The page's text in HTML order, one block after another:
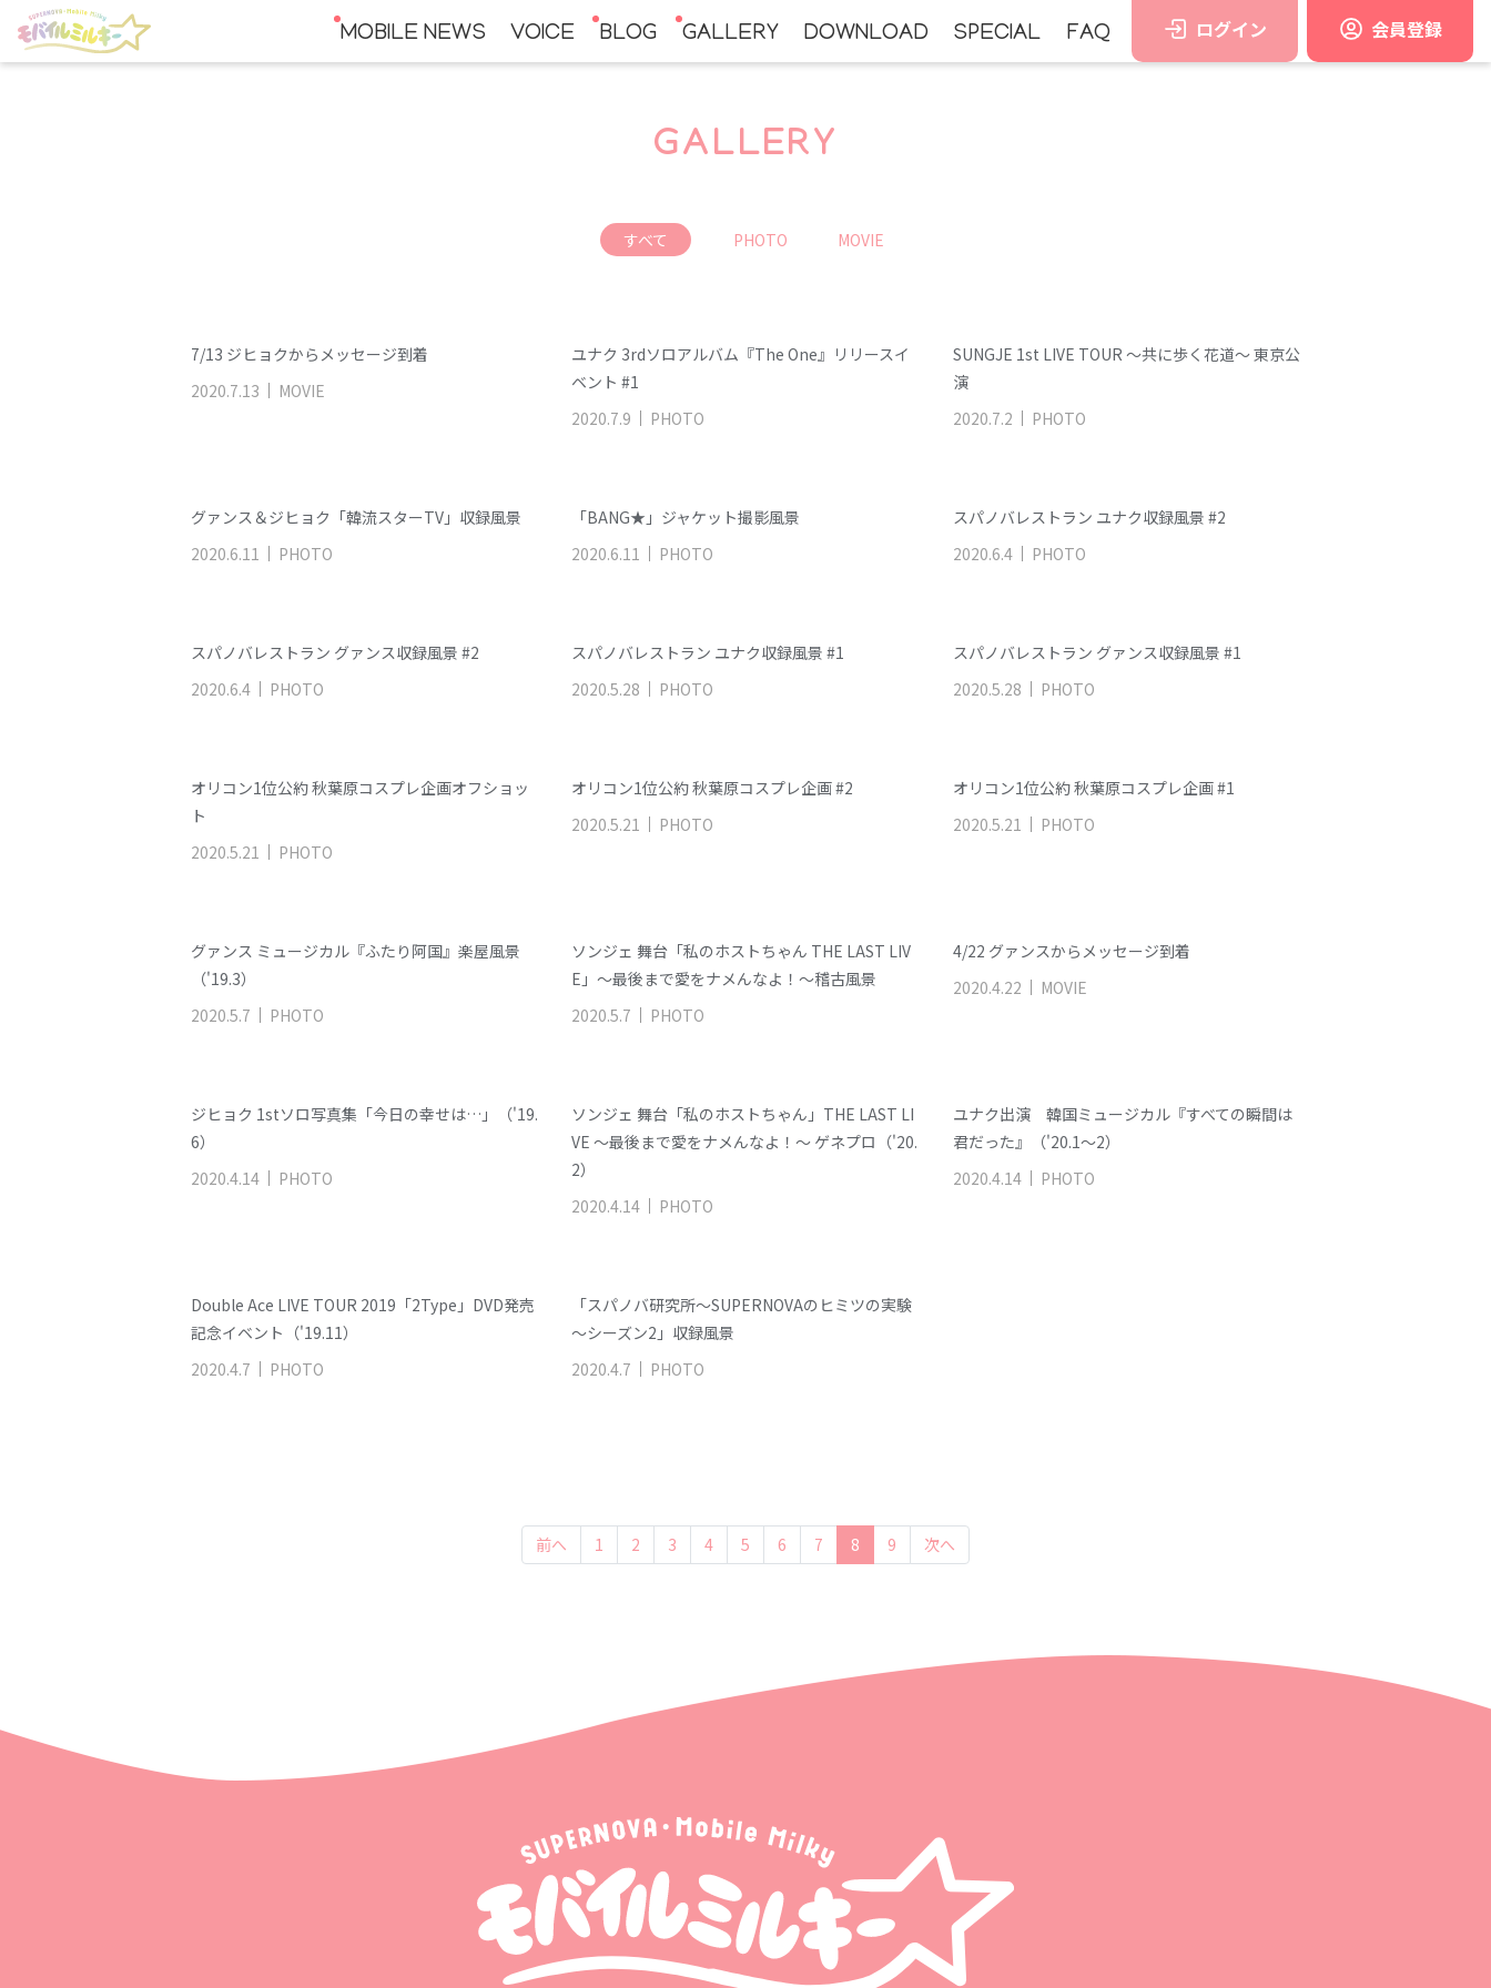
MOBILE NEWS VOICE BLOG GALLERY DOWNLOAD SPECIAL FAQ ログイン 会員登録
GALLERY
すべて PHOTO MOVIE
7/13 ジヒョクからメッセージ到着
2020.7.13 MOVIE
ユナク 3rdソロアルバム『The One』リリースイ
ベント #1
2020.7.9 PHOTO
SUNGJE 1st LIVE TOUR ～共に歩く花道～ 東京公
演
2020.7.2 PHOTO
グァンス＆ジヒョク「韓流スターTV」収録風景
2020.6.11 PHOTO
「BANG★」ジャケット撮影風景
2020.6.11 PHOTO
スパノバレストラン ユナク収録風景 #2
2020.6.4 PHOTO
スパノバレストラン グァンス収録風景 #2
2020.6.4 PHOTO
スパノバレストラン ユナク収録風景 #1
2020.5.28 PHOTO
スパノバレストラン グァンス収録風景 #1
2020.5.28 PHOTO
オリコン1位公約 秋葉原コスプレ企画オフショッ
ト
2020.5.21 PHOTO
オリコン1位公約 秋葉原コスプレ企画 #2
2020.5.21 PHOTO
オリコン1位公約 秋葉原コスプレ企画 #1
2020.5.21 PHOTO
グァンス ミュージカル『ふたり阿国』楽屋風景
（'19.3）
2020.5.7 PHOTO
ソンジェ 舞台「私のホストちゃん THE LAST LIV
E」～最後まで愛をナメんなよ！～稽古風景
2020.5.7 PHOTO
4/22 グァンスからメッセージ到着
2020.4.22 MOVIE
ジヒョク 1stソロ写真集「今日の幸せは…」（'19.
6）
2020.4.14 PHOTO
ソンジェ 舞台「私のホストちゃん」THE LAST LI
VE ～最後まで愛をナメんなよ！～ ゲネプロ（'20.
2）
2020.4.14 PHOTO
ユナク出演 韓国ミュージカル『すべての瞬間は
君だった』（'20.1～2）
2020.4.14 PHOTO
Double Ace LIVE TOUR 2019「2Type」DVD発売
記念イベント（'19.11）
2020.4.7 PHOTO
「スパノバ研究所～SUPERNOVAのヒミツの実験
～シーズン2」収録風景
2020.4.7 PHOTO
前へ 1 2 3 4 5 6 7 8 (current)
9 次へ